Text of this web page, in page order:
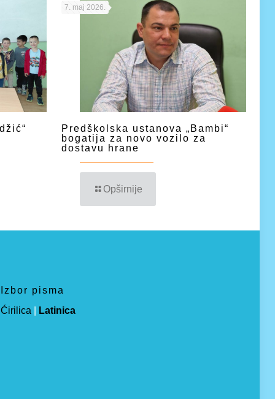
7. maj 2026.
Predškolska ustanova „Bambi“
bogatija za novo vozilo za
dostavu hrane
Opširnije
Izbor pisma
Ćirilica
Latinica